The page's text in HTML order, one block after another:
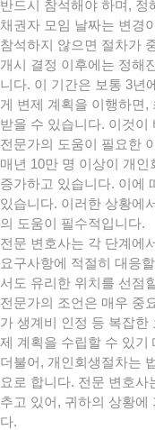
반드시 참석해야 하며, 정
채권자 모임 날짜는 변경
참석하지 않으면 절차가
개시 결정 이후에는 정해
니다. 이 기간은 보통 3년
게 변제 계획을 이행하면,
받을 수 있습니다. 이것이
전문가의 도움이 필요한
매년 10만 명 이상이 개
증가하고 있습니다. 이에
있습니다. 이러한 상황에
의 도움이 필수적입니다.
전문 변호사는 각 단계에
요구사항에 적절히 대응
서도 유리한 위치를 선점
전문가의 조언은 매우 중
가 생계비 인정 등 복잡한
제 계획을 수립할 수 있기
더불어, 개인회생절차는
요로 합니다. 전문 변호
추고 있어, 귀하의 상황에
다.